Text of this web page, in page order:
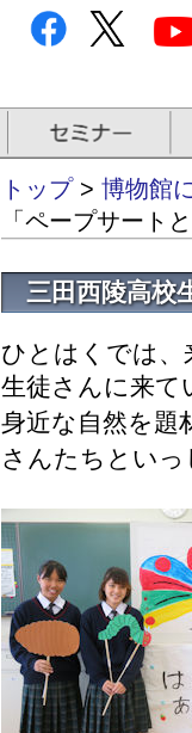
トップ> 博物館
「ペープサート
三田西陵高校
ひとはくでは、
生徒さんに来て
身近な自然を題
さんたちとい